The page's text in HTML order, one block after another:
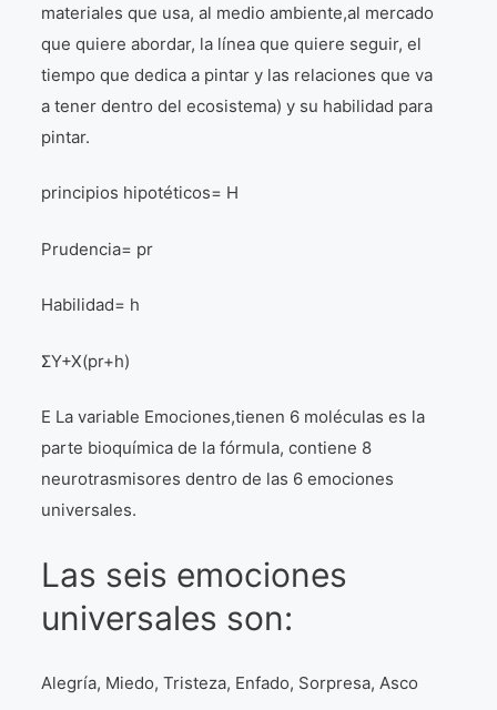
materiales que usa, al medio ambiente,al mercado
que quiere abordar, la línea que quiere seguir, el
tiempo que dedica a pintar y las relaciones que va
a tener dentro del ecosistema) y su habilidad para
pintar.
principios hipotéticos= H
Prudencia= pr
Habilidad= h
ΣY+X(pr+h)
E La variable Emociones,tienen 6 moléculas es la
parte bioquímica de la fórmula, contiene 8
neurotrasmisores dentro de las 6 emociones
universales.
Las seis emociones
universales son:
Alegría, Miedo, Tristeza, Enfado, Sorpresa, Asco